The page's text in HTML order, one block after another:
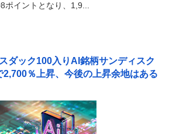
ポイントとなり、1,9...
ダック100入りAI銘柄サンディスク
2,700％上昇、今後の上昇余地はある